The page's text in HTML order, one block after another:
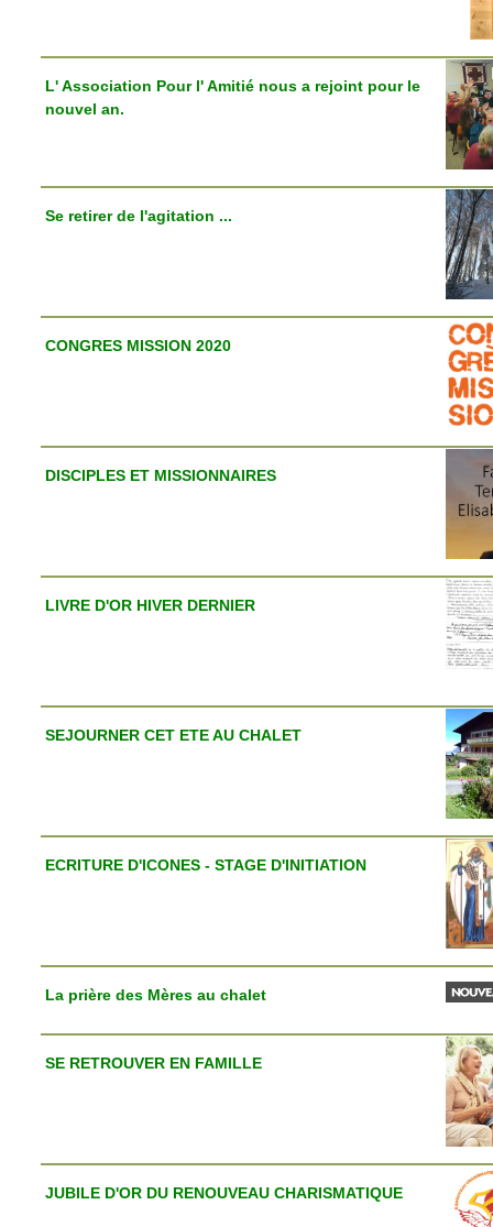
L' Association Pour l' Amitié nous a rejoint pour le
nouvel an.
Se retirer de l'agitation ...
CONGRES MISSION 2020
DISCIPLES ET MISSIONNAIRES
LIVRE D'OR HIVER DERNIER
SEJOURNER CET ETE AU CHALET
ECRITURE D'ICONES - STAGE D'INITIATION
La prière des Mères au chalet
SE RETROUVER EN FAMILLE
JUBILE D'OR DU RENOUVEAU CHARISMATIQUE